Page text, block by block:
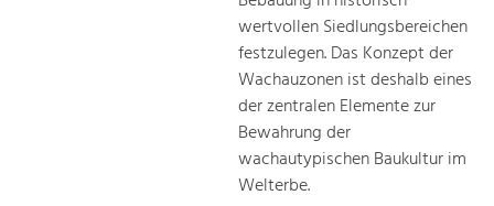
wertvollen Siedlungsbereichen
festzulegen. Das Konzept der
Wachauzonen ist deshalb eines
der zentralen Elemente zur
Bewahrung der
wachautypischen Baukultur im
Welterbe.